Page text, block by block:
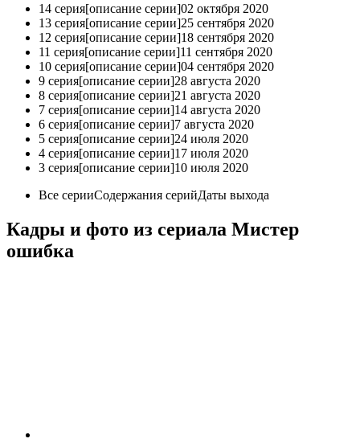
14 серия[описание серии]02 октября 2020
13 серия[описание серии]25 сентября 2020
12 серия[описание серии]18 сентября 2020
11 серия[описание серии]11 сентября 2020
10 серия[описание серии]04 сентября 2020
9 серия[описание серии]28 августа 2020
8 серия[описание серии]21 августа 2020
7 серия[описание серии]14 августа 2020
6 серия[описание серии]7 августа 2020
5 серия[описание серии]24 июля 2020
4 серия[описание серии]17 июля 2020
3 серия[описание серии]10 июля 2020
Все серииСодержания серийДаты выхода
Кадры и фото из сериала Мистер
ошибка